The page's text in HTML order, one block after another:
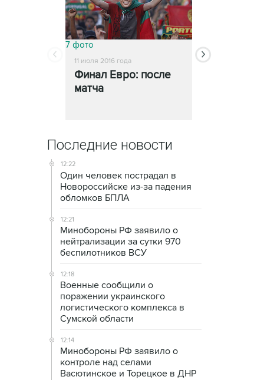
7 фото
11 июля 2016 года
Финал Евро: после
матча
5 фото
11 июля 2016 года
Последние новости
12:22
Один человек пострадал в
Новороссийске из-за падения
обломков БПЛА
12:21
Минобороны РФ заявило о
нейтрализации за сутки 970
беспилотников ВСУ
12:18
Военные сообщили о
поражении украинского
логистического комплекса в
Сумской области
12:14
Минобороны РФ заявило о
контроле над селами
Васютинское и Торецкое в ДНР